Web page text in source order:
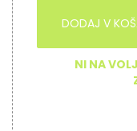
DODAJ V
NI NA